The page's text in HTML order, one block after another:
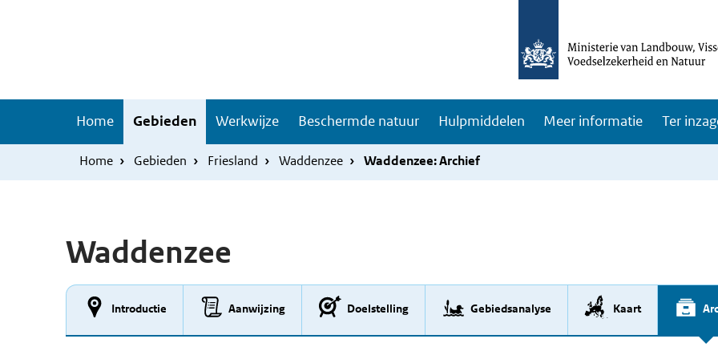
Hoofdnavigatie
Home Gebieden Werkwijze Beschermde natuur Hulpmiddelen Meer informatie Ter
Home Gebieden Friesland Waddenzee Waddenzee: Archief
Waddenzee
Introductie Aanwijzing Doelstelling Gebiedsanalyse Kaart